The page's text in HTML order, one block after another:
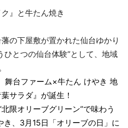
』と牛たん焼き
の下屋敷が置かれた仙台ゆかり
ひとつの仙台体験”として、地域
舞台ファーム×牛たん けやき 地
サラダ』が誕生！
限オリーブグリーン”で味わう
、3月15日「オリーブの日」に